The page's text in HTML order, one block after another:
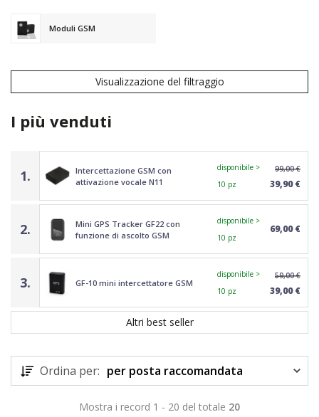
Moduli GSM
Visualizzazione del filtraggio
I più venduti
1.
Intercettazione GSM con
attivazione vocale N11
disponibile >
10 pz
99,00 €
39,90 €
2.
Mini GPS Tracker GF22 con
funzione di ascolto GSM
disponibile >
10 pz
69,00 €
3. GF-10 mini intercettatore GSM
disponibile >
10 pz
59,00 €
39,00 €
Altri best seller
Ordina per: per posta raccomandata
Mostra i record 1 - 20 del totale 20